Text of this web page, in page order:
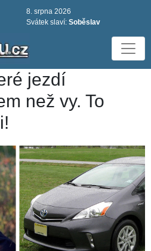
8. srpna 2026
Svátek slaví: Soběslav
jezdí
než vy. To